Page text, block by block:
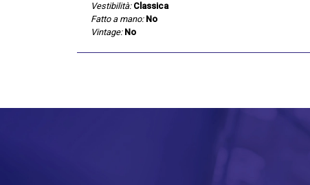
Vestibilità: Classica
Fatto a mano: No
Vintage: No